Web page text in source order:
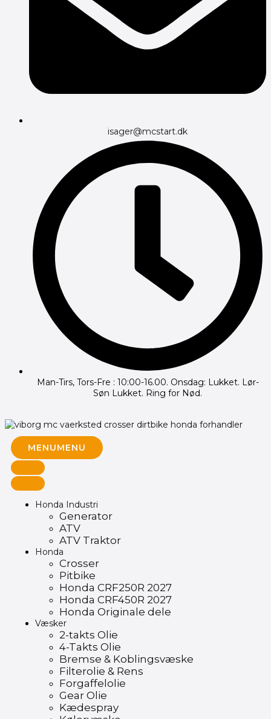
isager@mcstart.dk
Man-Tirs, Tors-Fre : 10:00-16.00. Onsdag: Lukket. Lør-
Søn Lukket. Ring for Nød.
MENUMENU
Honda Industri
Generator
ATV
ATV Traktor
Honda
Crosser
Pitbike
Honda CRF250R 2027
Honda CRF450R 2027
Honda Originale dele
Væsker
2-takts Olie
4-Takts Olie
Bremse & Koblingsvæske
Filterolie & Rens
Forgaffelolie
Gear Olie
Kædespray